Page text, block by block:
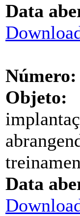
Data
Número:
Objeto:
Data